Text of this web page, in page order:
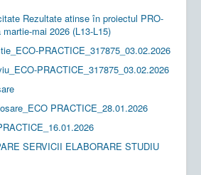
Rezultate atinse în proiectul PRO-
mai 2026 (L13-L15)
PRACTICE_317875_03.02.2026
PRACTICE_317875_03.02.2026
PRACTICE_28.01.2026
SERVICII ELABORARE STUDIU